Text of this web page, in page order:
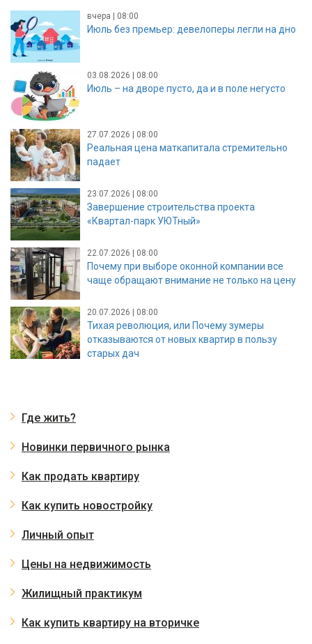
вчера | 08:00
Июль без премьер: девелоперы легли на дно
03.08.2026 | 08:00
Июль – на дворе пусто, да и в поле негусто
27.07.2026 | 08:00
Реальная цена маткапитала стремительно
падает
23.07.2026 | 08:00
Завершение строительства проекта
«Квартал-парк УЮТный»
22.07.2026 | 08:00
Почему при выборе оконной компании все
чаще обращают внимание не только на цену
20.07.2026 | 08:00
Тихая революция, или Почему зумеры
отказываются от новых квартир в пользу
старых дач
Где жить?
Новинки первичного рынка
Как продать квартиру
Как купить новостройку
Личный опыт
Цены на недвижимость
Жилищный практикум
Как купить квартиру на вторичке